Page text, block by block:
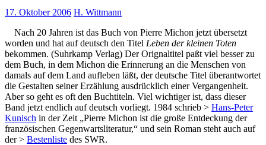
17. Oktober 2006 H. Wittmann
Nach 20 Jahren ist das Buch von Pierre Michon jetzt übersetzt
worden und hat auf deutsch den Titel Leben der kleinen Toten
bekommen. (Suhrkamp Verlag) Der Orignaltitel paßt viel besser zu
dem Buch, in dem Michon die Erinnerung an die Menschen von
damals auf dem Land aufleben läßt, der deutsche Titel überantwortet
die Gestalten seiner Erzählung ausdrücklich einer Vergangenheit.
Aber so geht es oft den Buchtiteln. Viel wichtiger ist, dass dieser
Band jetzt endlich auf deutsch vorliegt. 1984 schrieb > Hans-Peter
Kunisch in der Zeit „Pierre Michon ist die große Entdeckung der
französischen Gegenwartsliteratur,“ und sein Roman steht auch auf
der > Bestenliste des SWR.